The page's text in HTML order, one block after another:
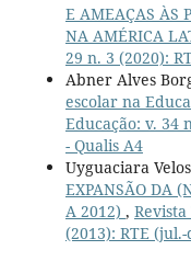
E AMEAÇAS ÀS
NA AMÉRICA
29 n. 3 (2020):
Abner Alves
escolar na
Educação: v. 34
- Qualis A4
Uyguaciara
EXPANSÃO DA
A 2012) ,
(2013): RTE (jul.-